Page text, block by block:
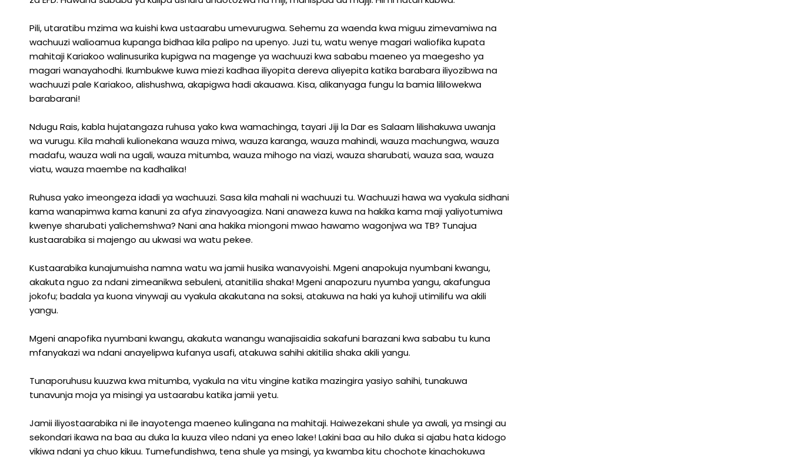
Pili, utaratibu mzima wa kuishi kwa ustaarabu umevurugwa. Sehemu za waenda kwa miguu zimevamiwa na
wachuuzi walioamua kupanga bidhaa kila palipo na upenyo. Juzi tu, watu wenye magari waliofika kupata
mahitaji Kariakoo walinusurika kupigwa na magenge ya wachuuzi kwa sababu maeneo ya maegesho ya
magari wanayahodhi. Ikumbukwe kuwa miezi kadhaa iliyopita dereva aliyepita katika barabara iliyozibwa na
wachuuzi pale Kariakoo, alishushwa, akapigwa hadi akauawa. Kisa, alikanyaga fungu la bamia lililowekwa
barabarani!
Ndugu Rais, kabla hujatangaza ruhusa yako kwa wamachinga, tayari Jiji la Dar es Salaam lilishakuwa uwanja
wa vurugu. Kila mahali kulionekana wauza miwa, wauza karanga, wauza mahindi, wauza machungwa, wauza
madafu, wauza wali na ugali, wauza mitumba, wauza mihogo na viazi, wauza sharubati, wauza saa, wauza
viatu, wauza maembe na kadhalika!
Ruhusa yako imeongeza idadi ya wachuuzi. Sasa kila mahali ni wachuuzi tu. Wachuuzi hawa wa vyakula sidhani
kama wanapimwa kama kanuni za afya zinavyoagiza. Nani anaweza kuwa na hakika kama maji yaliyotumiwa
kwenye sharubati yalichemshwa? Nani ana hakika miongoni mwao hawamo wagonjwa wa TB? Tunajua
kustaarabika si majengo au ukwasi wa watu pekee.
Kustaarabika kunajumuisha namna watu wa jamii husika wanavyoishi. Mgeni anapokuja nyumbani kwangu,
akakuta nguo za ndani zimeanikwa sebuleni, atanitilia shaka! Mgeni anapozuru nyumba yangu, akafungua
jokofu; badala ya kuona vinywaji au vyakula akakutana na soksi, atakuwa na haki ya kuhoji utimilifu wa akili
yangu.
Mgeni anapofika nyumbani kwangu, akakuta wanangu wanajisaidia sakafuni barazani kwa sababu tu kuna
mfanyakazi wa ndani anayelipwa kufanya usafi, atakuwa sahihi akitilia shaka akili yangu.
Tunaporuhusu kuuzwa kwa mitumba, vyakula na vitu vingine katika mazingira yasiyo sahihi, tunakuwa
tunavunja moja ya misingi ya ustaarabu katika jamii yetu.
Jamii iliyostaarabika ni ile inayotenga maeneo kulingana na mahitaji. Haiwezekani shule ya awali, ya msingi au
sekondari ikawa na baa au duka la kuuza vileo ndani ya eneo lake! Lakini baa au hilo duka si ajabu hata kidogo
vikiwa ndani ya chuo kikuu. Tumefundishwa, tena shule ya msingi, ya kwamba kitu chochote kinachokuwa